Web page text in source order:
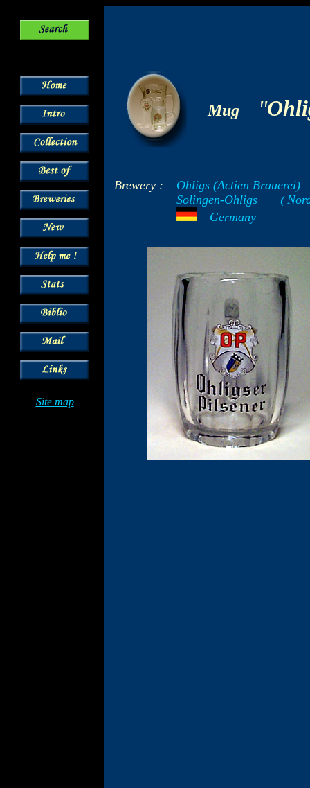
Site map
Mug "
Brewery :
Ohligs (Actien Brauerei)
Solingen-Ohligs
(-
Germany